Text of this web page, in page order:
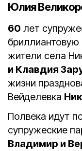
Юлия
60 лет
жители села
и Клавдия
жизни
Вейделевка
Полвека идут
супружеские
Владимир и